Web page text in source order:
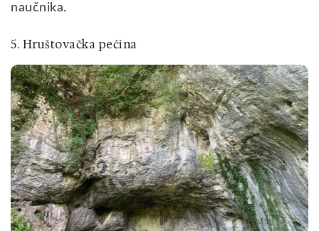
naučnika.
5. Hruštovačka pećina